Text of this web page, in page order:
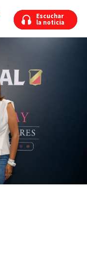
Escuchar
la noticia
Escuchar
la noticia